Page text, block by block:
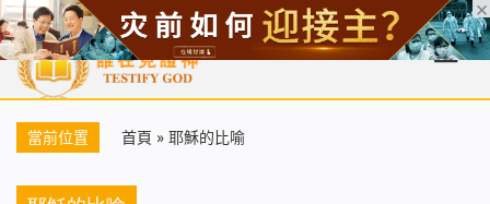
首頁 每日靈糧 天國福音 基督徒見證 信仰解答 聖經
當前位置 首頁 » 耶穌的比喻